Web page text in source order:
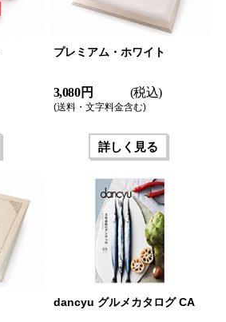
プレミアム・ホワイト
3,080 円 (税込)
(送料・文字料金含む)
詳しく見る
dancyu グルメカタログ CA